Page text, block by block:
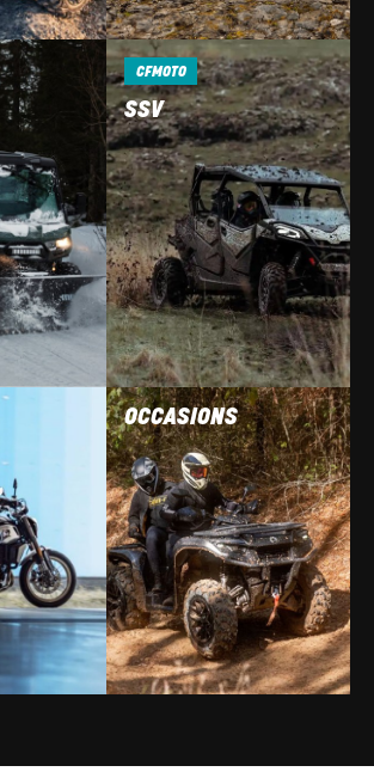
CFMOTO
SSV
OCCASIONS